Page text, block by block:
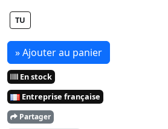
TU
» Ajouter au panier
En stock
Entreprise française
Partager